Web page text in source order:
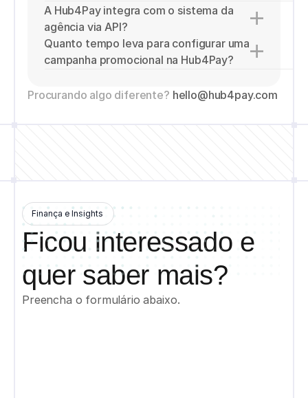
A Hub4Pay integra com o sistema da
agência via API?
Quanto tempo leva para configurar uma
campanha promocional na Hub4Pay?
Procurando algo diferente? hello@hub4pay.com
Finança e Insights
Ficou interessado e
quer saber mais?
Preencha o formulário abaixo.